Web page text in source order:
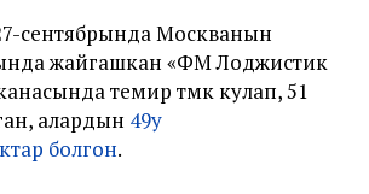
сентябрында Москванын
жайгашкан «ФМ Лоджистик
темир өтмөк кулап, 51
алардын 49у
болгон.